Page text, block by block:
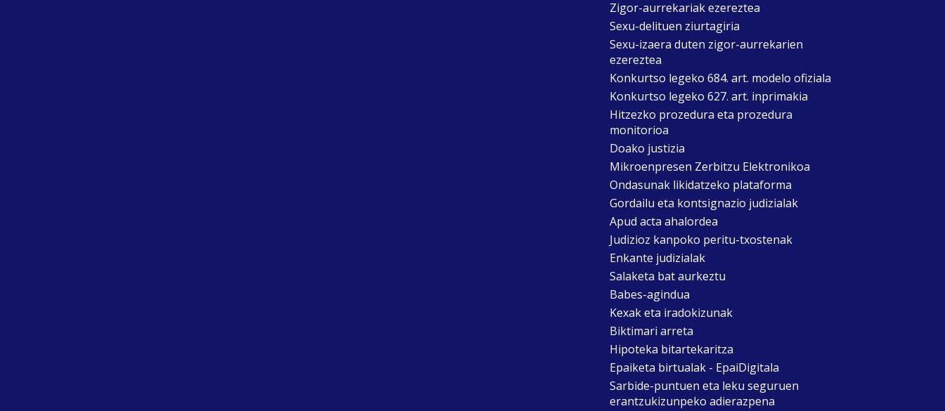
Zigor-aurrekariak ezereztea
Sexu-delituen ziurtagiria
Sexu-izaera duten zigor-aurrekarien
ezereztea
Konkurtso legeko 684. art. modelo ofiziala
Konkurtso legeko 627. art. inprimakia
Hitzezko prozedura eta prozedura
monitorioa
Doako justizia
Mikroenpresen Zerbitzu Elektronikoa
Ondasunak likidatzeko plataforma
Gordailu eta kontsignazio judizialak
Apud acta ahalordea
Judizioz kanpoko peritu-txostenak
Enkante judizialak
Salaketa bat aurkeztu
Babes-agindua
Kexak eta iradokizunak
Biktimari arreta
Hipoteka bitartekaritza
Epaiketa birtualak - EpaiDigitala
Sarbide-puntuen eta leku seguruen
erantzukizunpeko adierazpena